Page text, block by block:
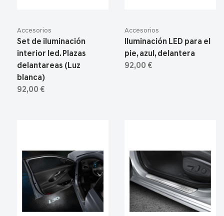
Accesorios
Set de iluminación
interior led. Plazas
delantareas (Luz
blanca)
92,00 €
Accesorios
Iluminación LED para el
pie, azul, delantera
92,00 €